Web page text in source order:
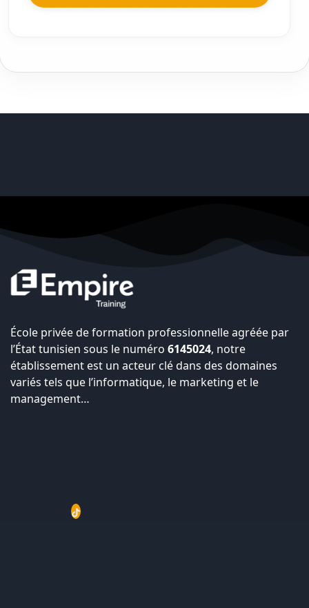
École privée de formation professionnelle agréée par
l’État tunisien sous le numéro 6145024, notre
établissement est un acteur clé dans des domaines
variés tels que l’informatique, le marketing et le
management…